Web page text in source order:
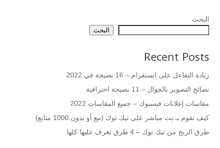
البحث
البحث
Recent Posts
زيادة التفاعل على انستقرام – 16 نصيحة في 2022
نصائح التصوير بالجوال – 11 نصيحة احترافية
مقاسات إعلانات فيسبوك – جميع المقاسات 2022
كيف تقوم بـ بث مباشر على تيك توك (مع أو بدون 1000 متابع)
طرق الربح من تيك توك – 4 طرق تعرف عليها كلها